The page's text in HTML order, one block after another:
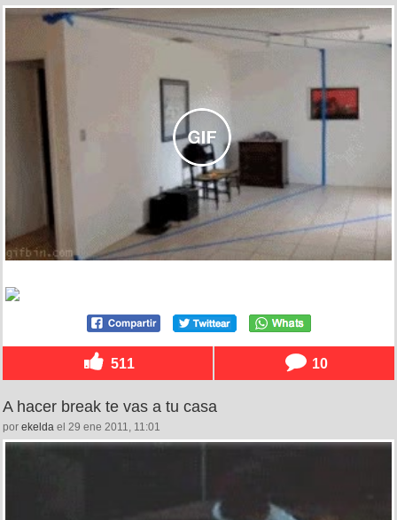
511 10
A hacer break te vas a tu casa
por ekelda el 29 ene 2011, 11:01